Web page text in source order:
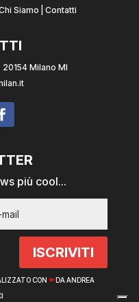
Siamo Contatti
Milano MI
più cool...
ISCRIVITI
CON ❤ DA ANDREA